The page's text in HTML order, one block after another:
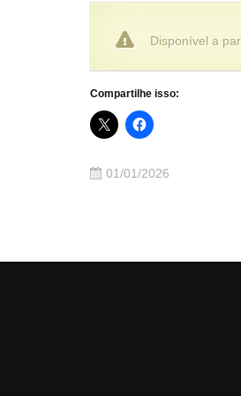
Disponível a
Compartilhe isso:
01/01/2026